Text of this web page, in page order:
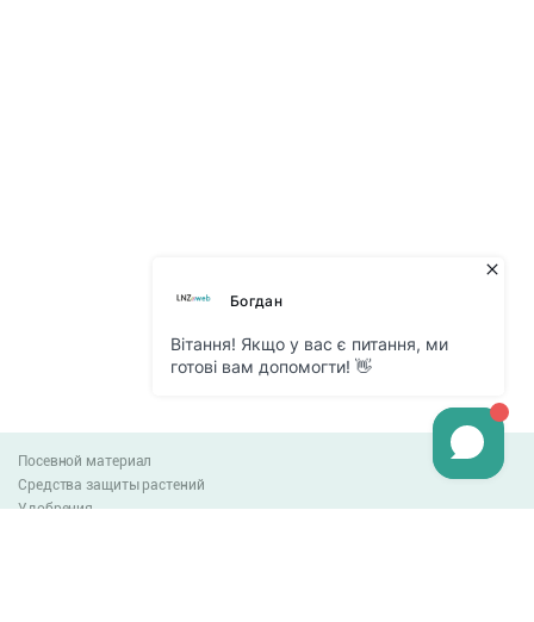
Посевной материал
Средства защиты растений
Удобрения